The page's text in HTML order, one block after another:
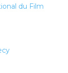
du Film